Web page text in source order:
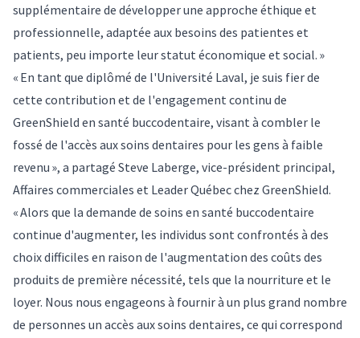
supplémentaire de développer une approche éthique et
professionnelle, adaptée aux besoins des patientes et
patients, peu importe leur statut économique et social. »
« En tant que diplômé de l'Université Laval, je suis fier de
cette contribution et de l'engagement continu de
GreenShield en santé buccodentaire, visant à combler le
fossé de l'accès aux soins dentaires pour les gens à faible
revenu », a partagé Steve Laberge, vice-président principal,
Affaires commerciales et Leader Québec chez GreenShield.
« Alors que la demande de soins en santé buccodentaire
continue d'augmenter, les individus sont confrontés à des
choix difficiles en raison de l'augmentation des coûts des
produits de première nécessité, tels que la nourriture et le
loyer. Nous nous engageons à fournir à un plus grand nombre
de personnes un accès aux soins dentaires, ce qui correspond